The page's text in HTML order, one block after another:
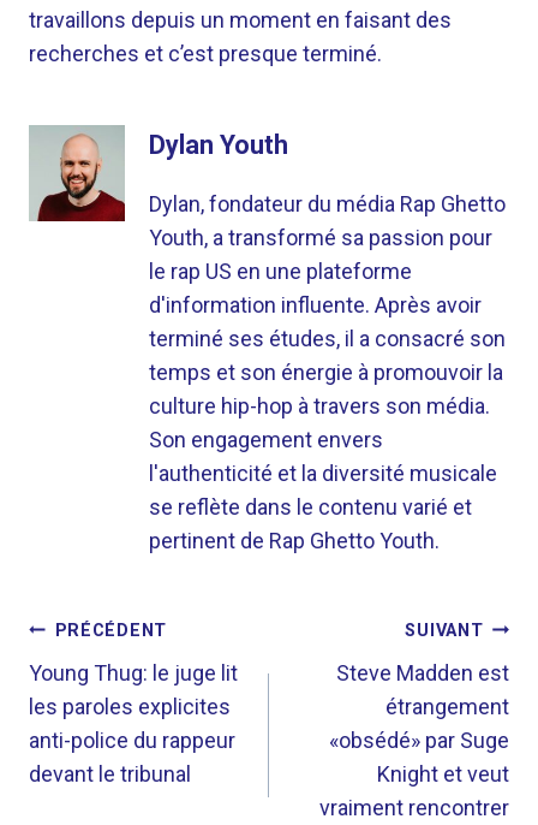
travaillons depuis un moment en faisant des
recherches et c’est presque terminé.
Dylan Youth
Dylan, fondateur du média Rap Ghetto
Youth, a transformé sa passion pour
le rap US en une plateforme
d'information influente. Après avoir
terminé ses études, il a consacré son
temps et son énergie à promouvoir la
culture hip-hop à travers son média.
Son engagement envers
l'authenticité et la diversité musicale
se reflète dans le contenu varié et
pertinent de Rap Ghetto Youth.
NAVIGATION
DE
L’ARTICLE
PRÉCÉDENT
Young Thug: le juge lit
les paroles explicites
anti-police du rappeur
devant le tribunal
SUIVANT
Steve Madden est
étrangement
«obsédé» par Suge
Knight et veut
vraiment rencontrer